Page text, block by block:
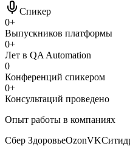
Спикер
0+
Выпускников платформы
0+
Лет в QA Automation
0
Конференций спикером
0+
Консультаций проведено
Опыт работы в компаниях
Сбер ЗдоровьеOzonVK